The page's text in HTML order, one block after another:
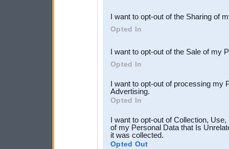
Downstream Participants
third parties.
I want to opt-out of the Sharing of
Opted In
I want to opt-out of the Sale of my
Opted In
I want to opt-out of processing my
Advertising.
Opted In
I want to opt-out of Collection,
of my Personal Data that Is
it was collected.
Opted Out